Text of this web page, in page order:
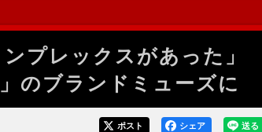
ンプレックスがあった」
のブランドミューズに
送る
シェア
ポスト